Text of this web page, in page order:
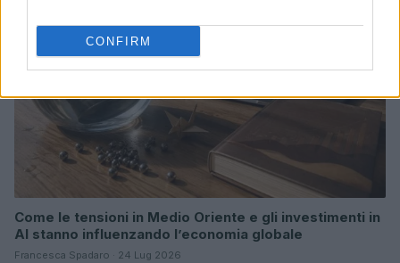
CONFIRM
Come le tensioni in Medio Oriente e gli investimenti in
AI stanno influenzando l’economia globale
Francesca Spadaro · 24 Lug 2026